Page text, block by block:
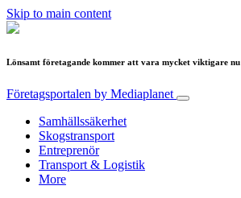
Skip to main content
Lönsamt företagande kommer att vara mycket viktigare nu
Företagsportalen by Mediaplanet
Samhällssäkerhet
Skogstransport
Entreprenör
Transport & Logistik
More